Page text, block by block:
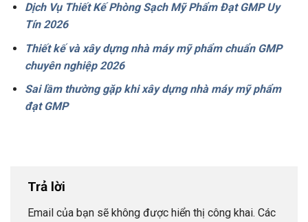
Dịch Vụ Thiết Kế Phòng Sạch Mỹ Phẩm Đạt GMP Uy
Tín 2026
Thiết kế và xây dựng nhà máy mỹ phẩm chuẩn GMP
chuyên nghiệp 2026
Sai lầm thường gặp khi xây dựng nhà máy mỹ phẩm
đạt GMP
Trả lời
Email của bạn sẽ không được hiển thị công khai. Các